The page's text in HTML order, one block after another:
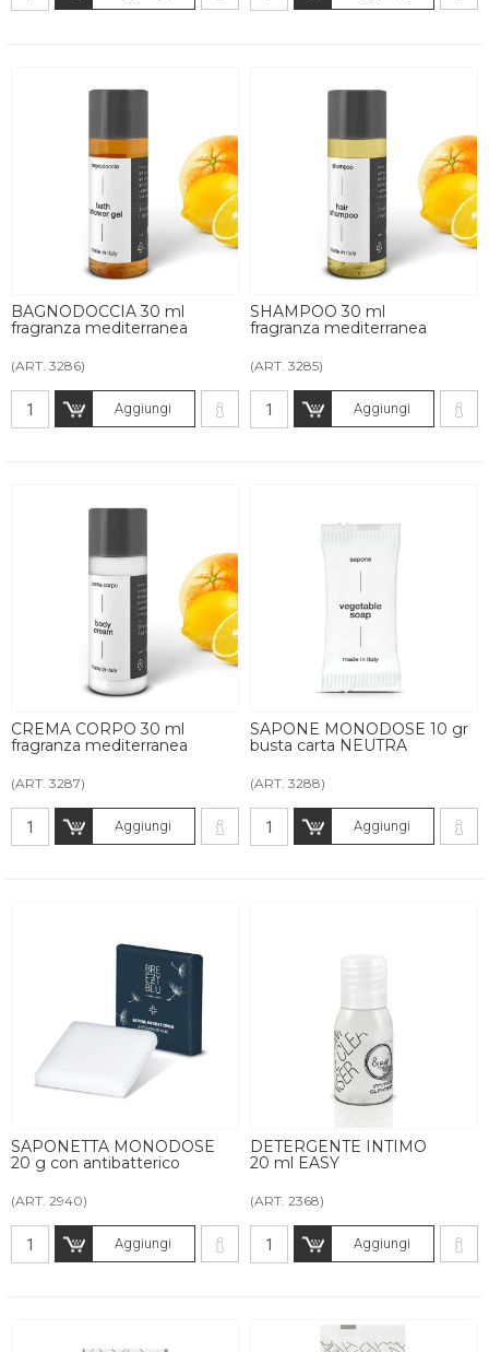
BAGNODOCCIA 30 ml
fragranza mediterranea
(ART. 3286)
Aggiungi
SHAMPOO 30 ml
fragranza mediterranea
(ART. 3285)
Aggiungi
CREMA CORPO 30 ml
fragranza mediterranea
(ART. 3287)
Aggiungi
SAPONE MONODOSE 10 gr
busta carta NEUTRA
(ART. 3288)
Aggiungi
SAPONETTA MONODOSE
20 g con antibatterico
(ART. 2940)
Aggiungi
DETERGENTE INTIMO
20 ml EASY
(ART. 2368)
Aggiungi